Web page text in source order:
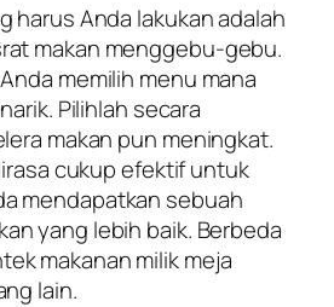
harus Anda lakukan adalah
makan menggebu-gebu.
memilih menu mana
Pilihlah secara
makan pun meningkat.
cukup efektif untuk
mendapatkan sebuah
yang lebih baik. Berbeda
makanan milik meja
lain.